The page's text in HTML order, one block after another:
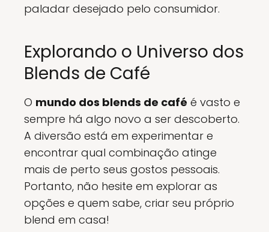
paladar desejado pelo consumidor.
Explorando o Universo dos
Blends de Café
O mundo dos blends de café é vasto e
sempre há algo novo a ser descoberto.
A diversão está em experimentar e
encontrar qual combinação atinge
mais de perto seus gostos pessoais.
Portanto, não hesite em explorar as
opções e quem sabe, criar seu próprio
blend em casa!